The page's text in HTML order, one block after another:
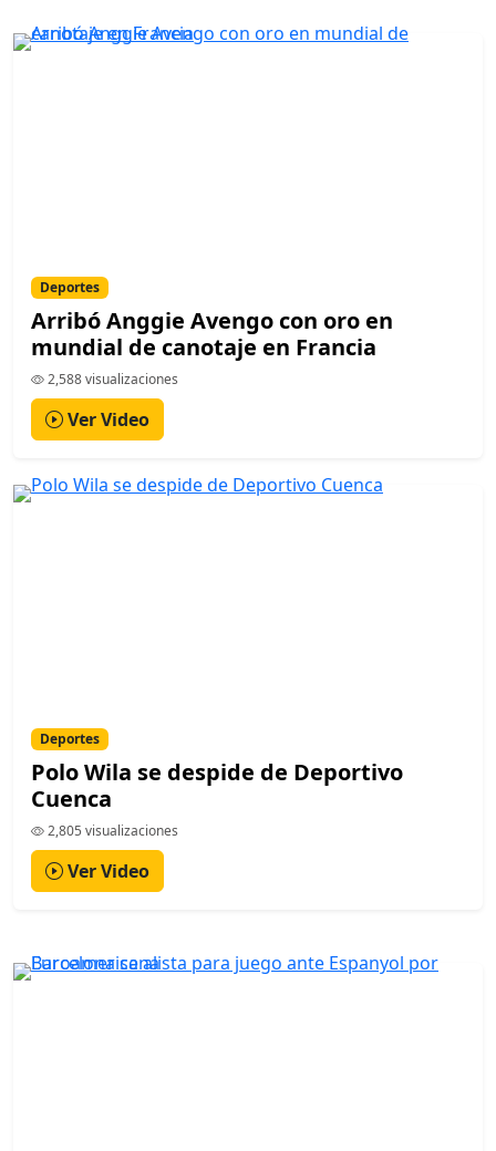
Deportes
Arribó Anggie Avengo con oro en
mundial de canotaje en Francia
2,588 visualizaciones
Ver Video
Deportes
Polo Wila se despide de Deportivo
Cuenca
2,805 visualizaciones
Ver Video